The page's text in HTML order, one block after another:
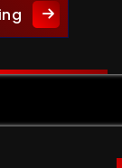
Guru Besar